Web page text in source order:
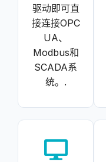
驱动即可直
接连接OPC
UA、
Modbus和
SCADA系
统。.